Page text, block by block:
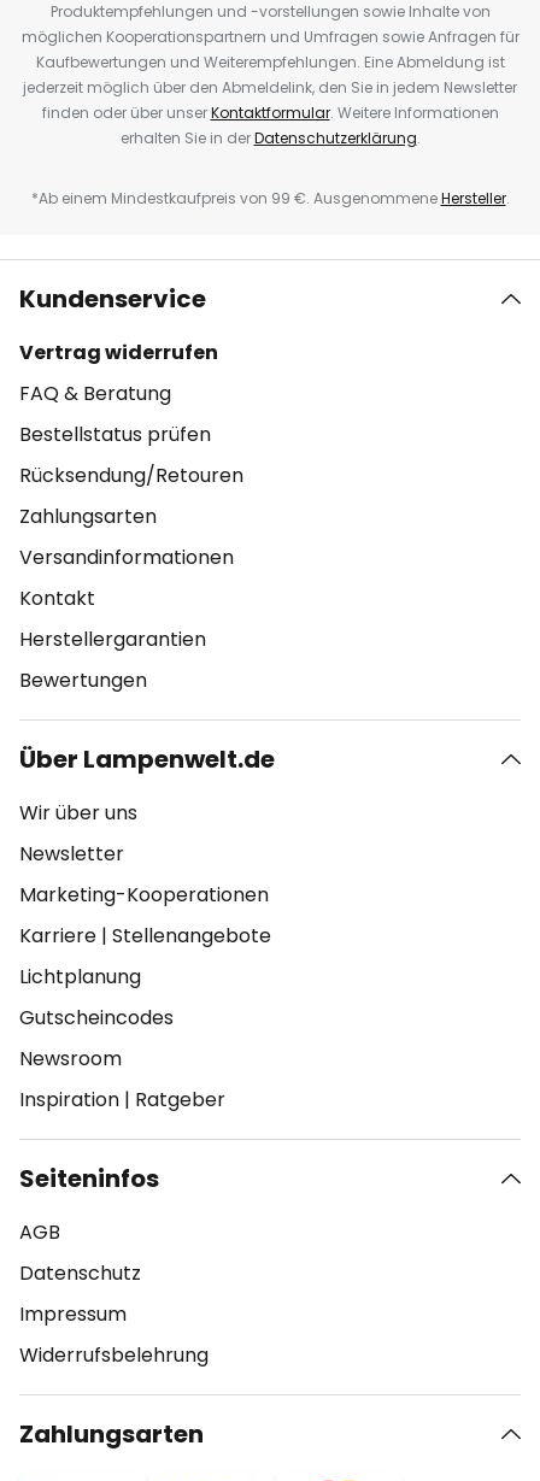
Produktempfehlungen und -vorstellungen sowie Inhalte von
möglichen Kooperationspartnern und Umfragen sowie Anfragen für
Kaufbewertungen und Weiterempfehlungen. Eine Abmeldung ist
jederzeit möglich über den Abmeldelink, den Sie in jedem Newsletter
finden oder über unserKontaktformular. Weitere Informationen
erhalten Sie in derDatenschutzerklärung.
*Ab einem Mindestkaufpreis von 99 €. AusgenommeneHersteller.
Kundenservice
Vertrag widerrufen
FAQ & Beratung
Bestellstatus prüfen
Rücksendung/Retouren
Zahlungsarten
Versandinformationen
Kontakt
Herstellergarantien
Bewertungen
Über Lampenwelt.de
Wir über uns
Newsletter
Marketing-Kooperationen
Karriere | Stellenangebote
Lichtplanung
Gutscheincodes
Newsroom
Inspiration | Ratgeber
Seiteninfos
AGB
Datenschutz
Impressum
Widerrufsbelehrung
Zahlungsarten